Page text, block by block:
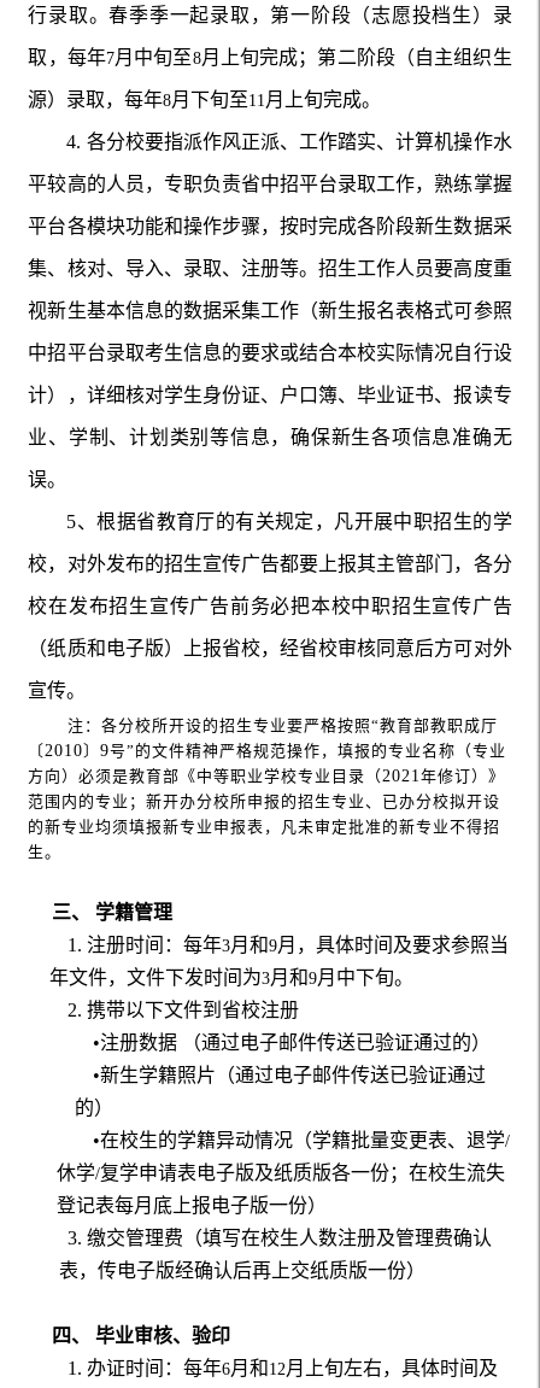
行录取。春季季一起录取，第一阶段（志愿投档生）录
取，每年7月中旬至8月上旬完成；第二阶段（自主组织生
源）录取，每年8月下旬至11 月上旬完成。
4. 各分校要指派作风正派、工作踏实、计算机操作水
平较高的人员，专职负责省中招平台录取工作，熟练掌握
平台各模块功能和操作步骤，按时完成各阶段新生数据采
集、核对、导入、录取、注册等。招生工作人员要高度重
视新生基本信息的数据采集工作（新生报名表格式可参照
中招平台录取考生信息的要求或结合本校实际情况自行设
计），详细核对学生身份证、户口簿、毕业证书、报读专
业、学制、计划类别等信息，确保新生各项信息准确无
误。
5、根据省教育厅的有关规定，凡开展中职招生的学
校，对外发布的招生宣传广告都要上报其主管部门，各分
校在发布招生宣传广告前务必把本校中职招生宣传广告
（纸质和电子版）上报省校，经省校审核同意后方可对外
宣传。
注：各分校所开设的招生专业要严格按照“教育部教职成厅
〔 2010〕9号”的文件精神严格规范操作，填报的专业名称（专业
方向）必须是教育部《中等职业学校专业目录（ 2021年修订）》
范围内的专业；新开办分校所申报的招生专业、已办分校拟开设
的新专业均须填报新专业申报表，凡未审定批准的新专业不得招
生。
三、 学籍管理
1.注册时间：每年3月和9月，具体时间及要求参照当
年文件，文件下发时间为3月和9月中下旬。
2. 携带以下文件到省校注册
•注册数据 （通过电子邮件传送已验证通过的）
•新生学籍照片（通过电子邮件传送已验证通过
的）
•在校生的学籍异动情况（学籍批量变更表、退学/
休学/复学申请表电子版及纸质版各一份；在校生流失
登记表每月底上报电子版一份）
3. 缴交管理费（填写在校生人数注册及管理费确认
表，传电子版经确认后再上交纸质版一份）
四、 毕业审核、验印
1 . 办证时间：每年6月和 12 月上旬左右，具体时间及